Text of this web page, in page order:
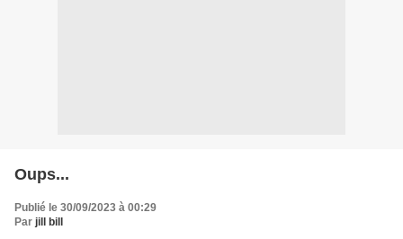
Oups...
Publié le 30/09/2023 à 00:29
Par jill bill